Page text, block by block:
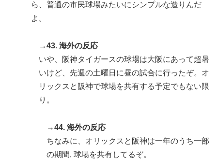
ら、普通の市民球場みたいにシンプルな造りんだ
よ。
→43. 海外の反応
いや、阪神タイガースの球場は大阪にあって超暑
いけど、先週の土曜日に昼の試合に行ったぞ。オ
リックスと阪神で球場を共有する予定でもない限
り。
→44. 海外の反応
ちなみに、オリックスと阪神は一年のうち一部
の期間, 球場を共有してるぞ。